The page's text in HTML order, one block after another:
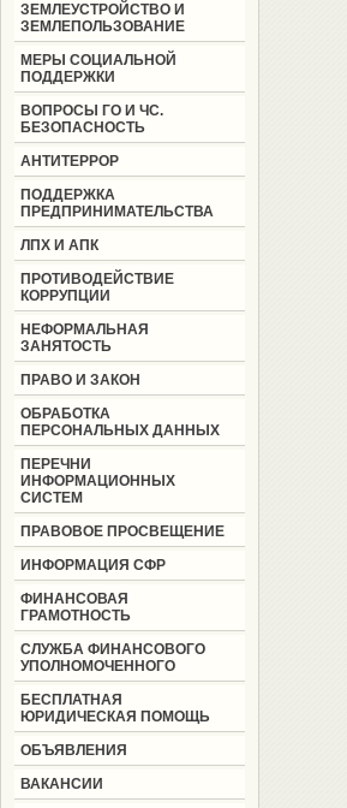
ЗЕМЛЕУСТРОЙСТВО И
ЗЕМЛЕПОЛЬЗОВАНИЕ
МЕРЫ СОЦИАЛЬНОЙ
ПОДДЕРЖКИ
ВОПРОСЫ ГО И ЧС.
БЕЗОПАСНОСТЬ
АНТИТЕРРОР
ПОДДЕРЖКА
ПРЕДПРИНИМАТЕЛЬСТВА
ЛПХ И АПК
ПРОТИВОДЕЙСТВИЕ
КОРРУПЦИИ
НЕФОРМАЛЬНАЯ
ЗАНЯТОСТЬ
ПРАВО И ЗАКОН
ОБРАБОТКА
ПЕРСОНАЛЬНЫХ ДАННЫХ
ПЕРЕЧНИ
ИНФОРМАЦИОННЫХ
СИСТЕМ
ПРАВОВОЕ ПРОСВЕЩЕНИЕ
ИНФОРМАЦИЯ СФР
ФИНАНСОВАЯ
ГРАМОТНОСТЬ
СЛУЖБА ФИНАНСОВОГО
УПОЛНОМОЧЕННОГО
БЕСПЛАТНАЯ
ЮРИДИЧЕСКАЯ ПОМОЩЬ
ОБЪЯВЛЕНИЯ
ВАКАНСИИ